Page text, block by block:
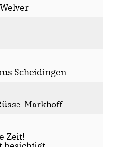
Scheidingen
Markhoff
Zeit! –